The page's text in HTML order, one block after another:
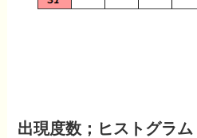
出現度数；ヒストグラム